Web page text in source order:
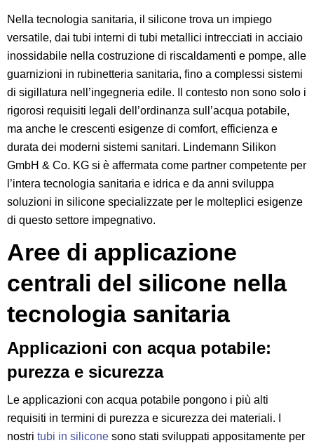
Nella tecnologia sanitaria, il silicone trova un impiego
versatile, dai tubi interni di tubi metallici intrecciati in acciaio
inossidabile nella costruzione di riscaldamenti e pompe, alle
guarnizioni in rubinetteria sanitaria, fino a complessi sistemi
di sigillatura nell’ingegneria edile. Il contesto non sono solo i
rigorosi requisiti legali dell’ordinanza sull’acqua potabile,
ma anche le crescenti esigenze di comfort, efficienza e
durata dei moderni sistemi sanitari. Lindemann Silikon
GmbH & Co. KG si è affermata come partner competente per
l’intera tecnologia sanitaria e idrica e da anni sviluppa
soluzioni in silicone specializzate per le molteplici esigenze
di questo settore impegnativo.
Aree di applicazione
centrali del silicone nella
tecnologia sanitaria
Applicazioni con acqua potabile:
purezza e sicurezza
Le applicazioni con acqua potabile pongono i più alti
requisiti in termini di purezza e sicurezza dei materiali. I
nostri tubi in silicone sono stati sviluppati appositamente per